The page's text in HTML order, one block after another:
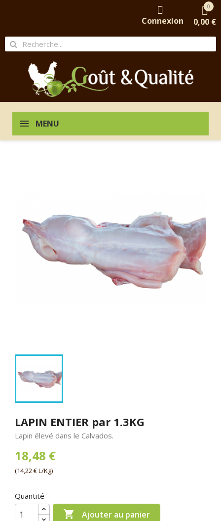
Connexion
0
0,00 €
MENU
LAPIN ENTIER par 1.3KG
Lapin élevé dans le Calvados.
18,48 €
(14,22 € L/Kg)
Quantité
 Ajouter au panier